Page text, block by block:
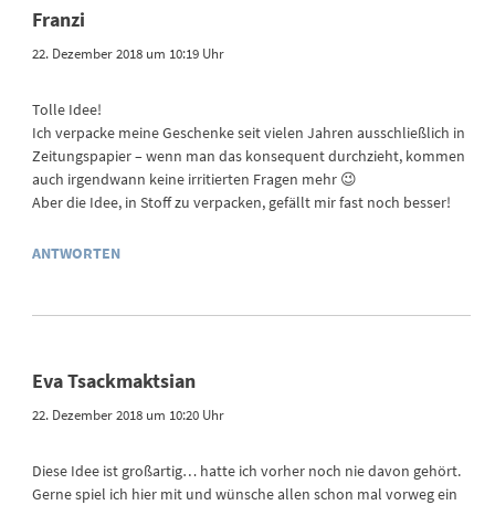
Franzi
22. Dezember 2018 um 10:19 Uhr
Tolle Idee!
Ich verpacke meine Geschenke seit vielen Jahren ausschließlich in
Zeitungspapier – wenn man das konsequent durchzieht, kommen
auch irgendwann keine irritierten Fragen mehr 😉
Aber die Idee, in Stoff zu verpacken, gefällt mir fast noch besser!
ANTWORTEN
Eva Tsackmaktsian
22. Dezember 2018 um 10:20 Uhr
Diese Idee ist großartig… hatte ich vorher noch nie davon gehört.
Gerne spiel ich hier mit und wünsche allen schon mal vorweg ein